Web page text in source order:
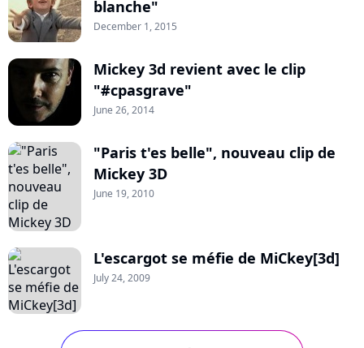
blanche"
December 1, 2015
Mickey 3d revient avec le clip
"#cpasgrave"
June 26, 2014
"Paris t'es belle", nouveau clip de
Mickey 3D
June 19, 2010
L'escargot se méfie de MiCkey[3d]
July 24, 2009